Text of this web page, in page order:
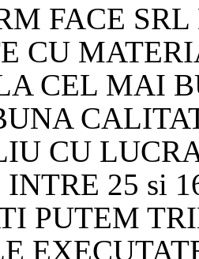
FACE
CU
CEL MAI
CU
25 si
PUTEM